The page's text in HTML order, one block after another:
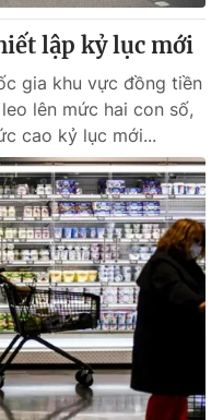
lập kỷ lục mới
gia khu vực đồng tiền
lên mức hai con số,
cao kỷ lục mới...